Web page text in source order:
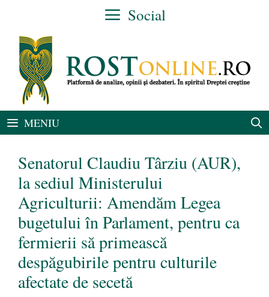
conținut
Social
MENIU
Senatorul Claudiu Târziu (AUR),
la sediul Ministerului
Agriculturii: Amendăm Legea
bugetului în Parlament, pentru ca
fermierii să primească
despăgubirile pentru culturile
afectate de secetă